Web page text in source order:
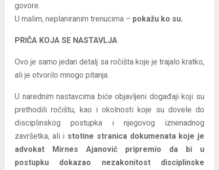
govore.
U malim, neplaniranim trenucima – pokažu ko su.
PRIČA KOJA SE NASTAVLJA
Ovo je samo jedan detalj sa ročišta koje je trajalo kratko,
ali je otvorilo mnogo pitanja.
U narednim nastavcima biće objavljeni događaji koji su
prethodili ročištu, kao i okolnosti koje su dovele do
disciplinskog postupka i njegovog iznenadnog
završetka, ali i stotine stranica dokumenata koje je
advokat Mirnes Ajanović pripremio da bi u
postupku dokazao nezakonitost disciplinske